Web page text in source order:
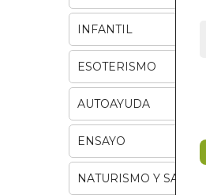
INFANTIL
ESOTERISMO
AUTOAYUDA
ENSAYO
NATURISMO Y SALUD